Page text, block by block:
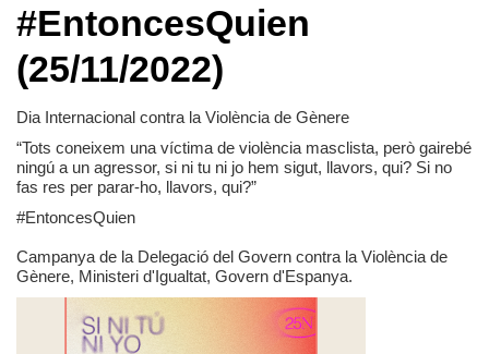
Organigrama
Servicios
Actividades
Documentación
RECURSOS
CONTACTO
Privacidad y uso de cookies
#EntoncesQuien
(25/11/2022)
Dia Internacional contra la Violència de Gènere
“Tots coneixem una víctima de violència masclista, però gairebé
ningú a un agressor, si ni tu ni jo hem sigut, llavors, qui? Si no
fas res per parar-ho, llavors, qui?”
#EntoncesQuien
Campanya de la Delegació del Govern contra la Violència de
Gènere, Ministeri d'Igualtat, Govern d'Espanya.